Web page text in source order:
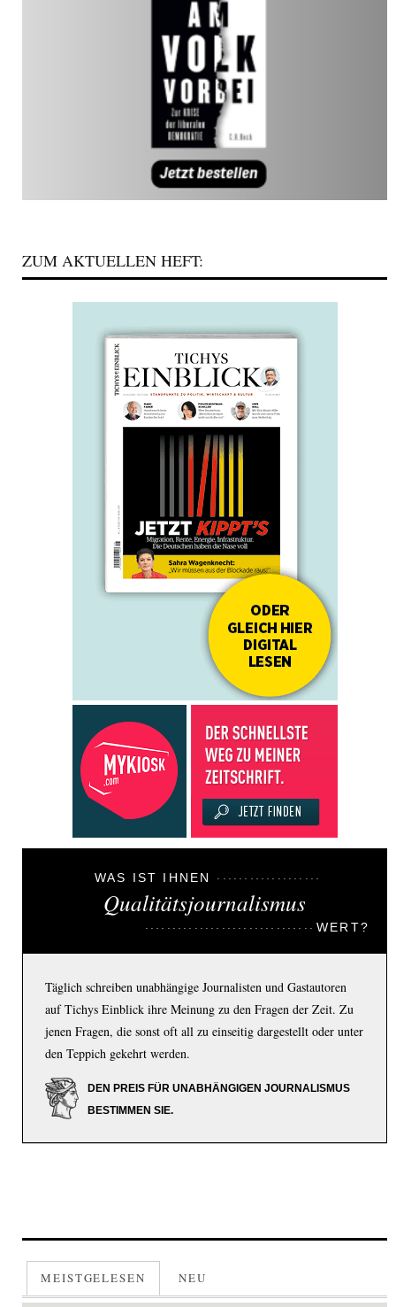
ZUM AKTUELLEN HEFT:
WAS IST IHNEN
Qualitätsjournalismus
WERT?
Täglich schreiben unabhängige Journalisten und Gastautoren
auf Tichys Einblick ihre Meinung zu den Fragen der Zeit. Zu
jenen Fragen, die sonst oft all zu einseitig dargestellt oder unter
den Teppich gekehrt werden.
DEN PREIS FÜR UNABHÄNGIGEN JOURNALISMUS
BESTIMMEN SIE.
MEISTGELESEN NEU